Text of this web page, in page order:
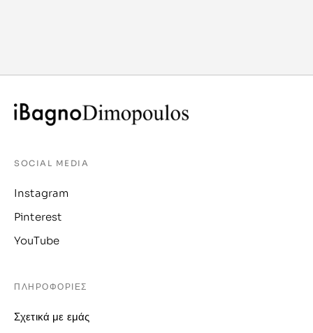
SOCIAL MEDIA
Instagram
Pinterest
YouTube
ΠΛΗΡΟΦΟΡΙΕΣ
Σχετικά με εμάς